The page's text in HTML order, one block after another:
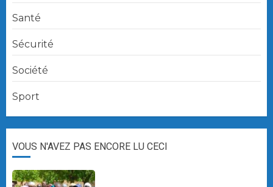
Santé
Sécurité
Société
Sport
VOUS N'AVEZ PAS ENCORE LU CECI